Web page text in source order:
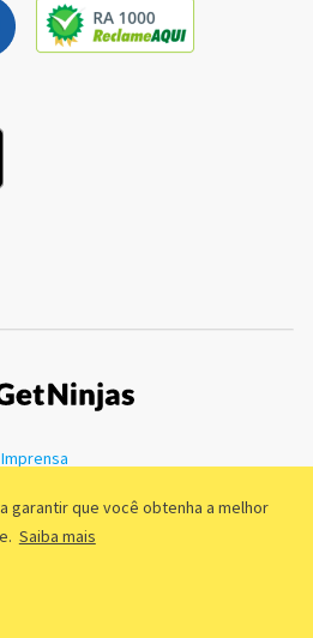
garantir que você obtenha a melhor
Saiba mais
Imprensa
de Privacidade
CNPJ 55.744.877/0001-89 - Rua Dr.
3º andar - São Paulo/SP - Brasil